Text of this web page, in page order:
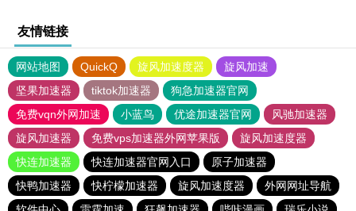
友情链接
网站地图 QuickQ 旋风加速度器
旋风加速
坚果加速器
tiktok加速器
狗急加速器官网
免费vqn外网加速
小蓝鸟 优途加速器官网
风驰加速器
旋风加速器
免费vps加速器外网苹果版
旋风加速度器
快连加速器
快连加速器官网入口
原子加速器
快鸭加速器
快柠檬加速器 旋风加速度器
外网网址导航